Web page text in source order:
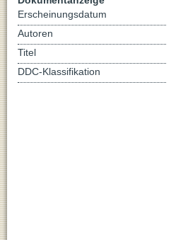
Erscheinungsdatum
Autoren
Titel
DDC-Klassifikation